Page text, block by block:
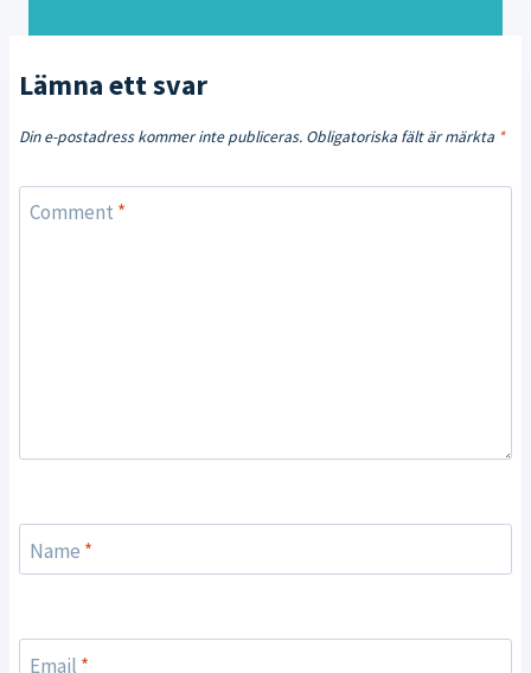
Lämna ett svar
Din e-postadress kommer inte publiceras. Obligatoriska fält är märkta *
Comment *
Name *
Email *